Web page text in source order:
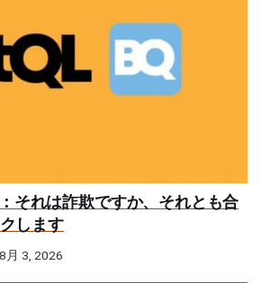
それは詐欺ですか、それとも合
します
8月 3, 2026